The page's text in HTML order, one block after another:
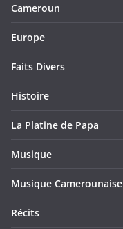
Cameroun
Europe
Faits Divers
Histoire
La Platine de Papa
Musique
Musique Camerounaise
Récits